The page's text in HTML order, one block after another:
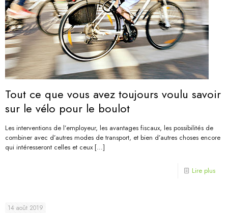
Tout ce que vous avez toujours voulu savoir
sur le vélo pour le boulot
Les interventions de l’employeur, les avantages fiscaux, les possibilités de
combiner avec d’autres modes de transport, et bien d’autres choses encore
qui intéresseront celles et ceux[…]
Lire plus
14 août 2019